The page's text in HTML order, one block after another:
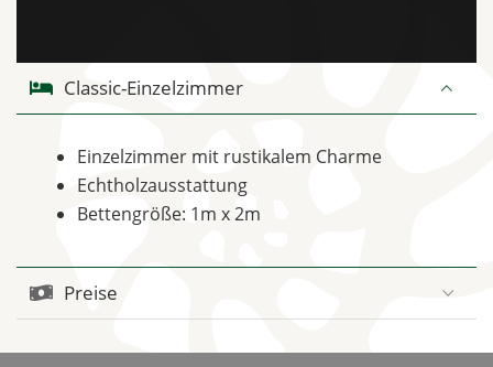
Classic-Einzelzimmer
Einzelzimmer mit rustikalem Charme
Echtholzausstattung
Bettengröße: 1m x 2m
Preise